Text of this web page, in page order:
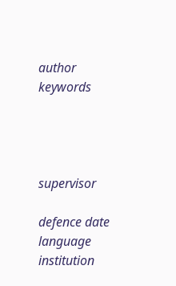
author
keywords
supervisor
defence date
language
institution